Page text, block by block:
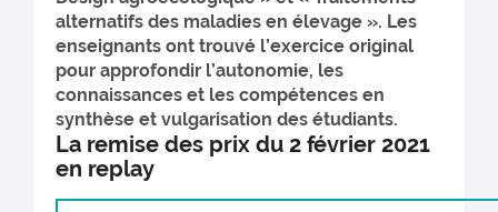
alternatifs des maladies en élevage ». Les
enseignants ont trouvé l’exercice original
pour approfondir l’autonomie, les
connaissances et les compétences en
synthèse et vulgarisation des étudiants.
La remise des prix du 2 février 2021
en replay